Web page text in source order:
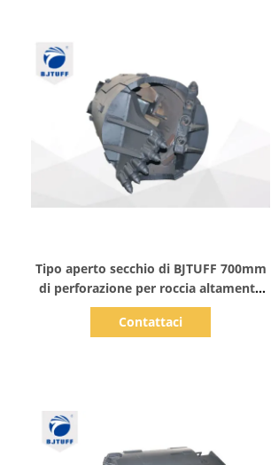
Tipo aperto secchio di BJTUFF 700mm
di perforazione per roccia altamente
stagionata
Contattaci